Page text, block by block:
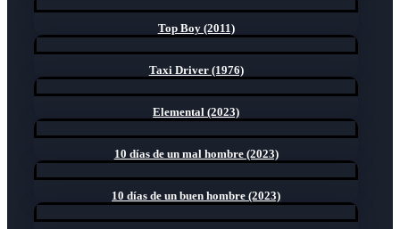
Top Boy (2011)
Taxi Driver (1976)
Elemental (2023)
10 días de un mal hombre (2023)
10 días de un buen hombre (2023)